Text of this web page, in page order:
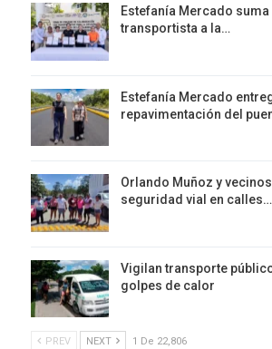
Estefanía Mercado
transportista a la…
Estefanía Mercado
repavimentación del
Orlando Muñoz y
seguridad vial en calles…
Vigilan transporte
golpes de calor
PREV NEXT 1 De 22,806